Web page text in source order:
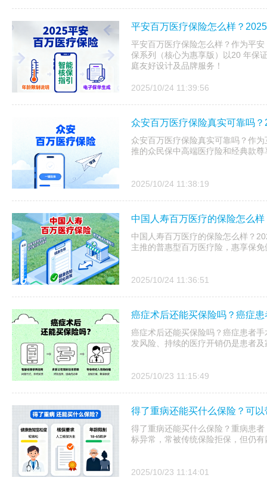
平安百万医疗保险怎么样？
平安百万医疗保险怎么样？作为平
保系列（核心为惠享版）以20 年保
庭友好设计及品牌服务！
2025/10/24 11:39:56
众安百万医疗保险真实可靠吗
众安百万医疗保险真实可靠吗？作
推的众民保中高端医疗险和经典款
2025/10/24 11:38:19
中国人寿百万医疗的保险怎么
中国人寿百万医疗的保险怎么样？
主推的普惠型百万医疗险，惠享保
2025/10/24 11:36:51
癌症术后还能买保险吗？癌症
癌症术后还能买保险吗？癌症患者
发风险、持续的医疗开销仍是患者
2025/10/23 11:15:49
得了重病还能买什么保险？可
得了重病还能买什么保险？重病患
标异常，常被传统保险拒保，但仍
2025/10/23 11:14:01